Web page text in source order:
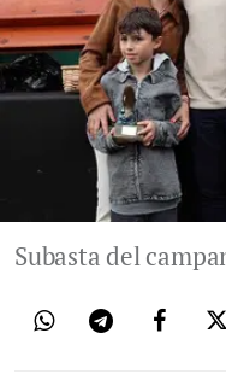
Subasta del